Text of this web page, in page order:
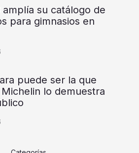
amplía su catálogo de
para gimnasios en
puede ser la que
lo demuestra